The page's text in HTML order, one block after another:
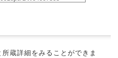
蔵詳細をみることができま